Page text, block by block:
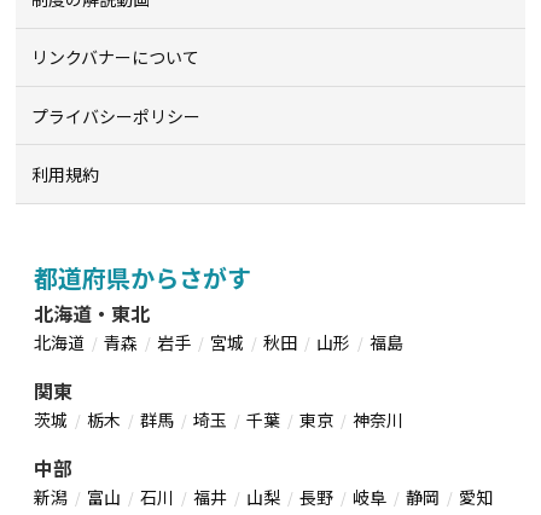
リンクバナーについて
プライバシーポリシー
利用規約
都道府県からさがす
北海道・東北
北海道 青森 岩手 宮城 秋田 山形 福島
関東
茨城 栃木 群馬 埼玉 千葉 東京 神奈川
中部
新潟 富山 石川 福井 山梨 長野 岐阜 静岡 愛知